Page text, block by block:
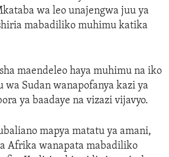
wa leo unajengwa juu ya
mabadiliko muhimu katika
maendeleo haya muhimu na iko
wa Sudan wanapofanya kazi ya
ya baadaye na vizazi vijavyo.
mapya matatu ya amani,
Afrika wanapata mabadiliko